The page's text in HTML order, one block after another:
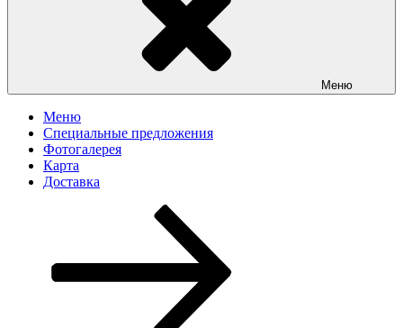
Меню
Меню
Специальные предложения
Фотогалерея
Карта
Доставка